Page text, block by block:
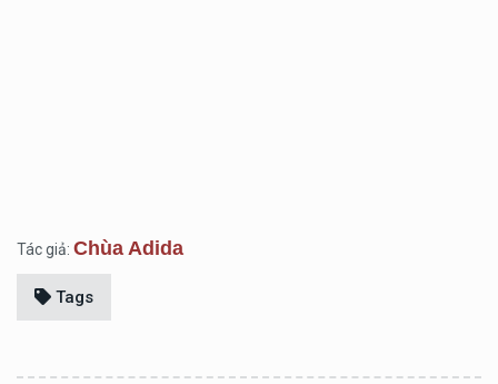
Tác giả: Chùa Adida
Tags